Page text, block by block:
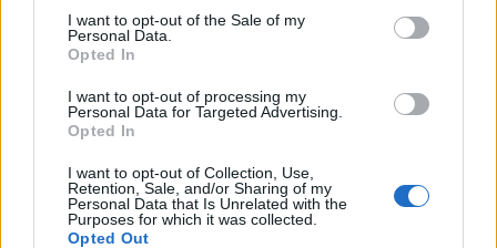
consent section.
I want to opt-out of the Sale of my
Personal Data.
Opted In
I want to opt-out of processing my
Personal Data for Targeted Advertising.
Opted In
I want to opt-out of Collection, Use,
Retention, Sale, and/or Sharing of my
Personal Data that Is Unrelated with the
Purposes for which it was collected.
Opted Out
Entra nel canale telegram di
GalluraOggi.it
i tuoi video e le tue foto
Su WhatsApp al numero +39